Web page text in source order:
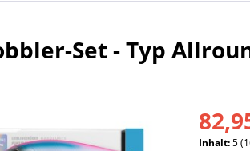
Set - Typ
Inhalt:5